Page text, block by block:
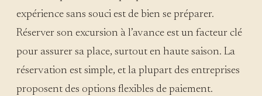
expérience sans souci est de bien se préparer.
Réserver son excursion à l’avance est un facteur clé
pour assurer sa place, surtout en haute saison. La
réservation est simple, et la plupart des entreprises
proposent des options flexibles de paiement.